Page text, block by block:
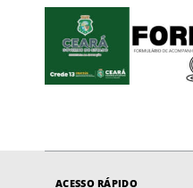
ACESSO RÁPIDO